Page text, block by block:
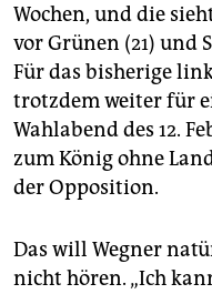
Wochen, und die
vor Grünen (21) und
Für das bisherige
trotzdem weiter für
Wahlabend des 12.
zum König ohne
der Opposition.
Das will Wegner
nicht hören. „Ich